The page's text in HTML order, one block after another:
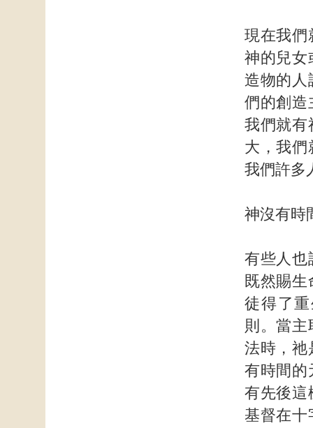
現在我們
神的兒女
造物的人
們的創造
我們就有
大，我們
我們許多
神沒有時
有些人也
既然賜
徒得了
則。當
法時，祂
有時間的
有先後這
基督在十